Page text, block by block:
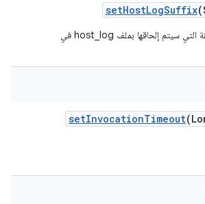
setHostLogSuffix
تضبط هذه السمة اللاحقة التي سيتم إلحاقها بملف host_log في
setInvocationTimeout